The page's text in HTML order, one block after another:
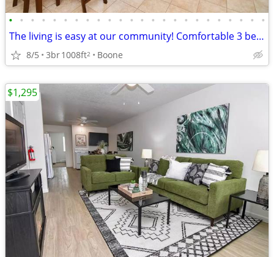
• • • • • • • • • • • • • • • • • • • • • • • •
The living is easy at our community! Comfortable 3 bed/1 bath!
8/5 3br1008ft2 Boone
$1,295